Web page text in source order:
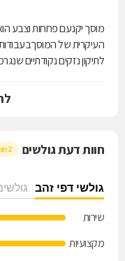
מוסך יקנעם פחחות וצבע
העיקרית של
לתיקון נזקים נקודתיים
מינימלי. המוסך ידוע
יתרון משמעותי אחר
לקחת תחת הידיים
חוות דעת גולשים 2 חוות דעת
גולשי דפי זהב
שירות
מקצועיות